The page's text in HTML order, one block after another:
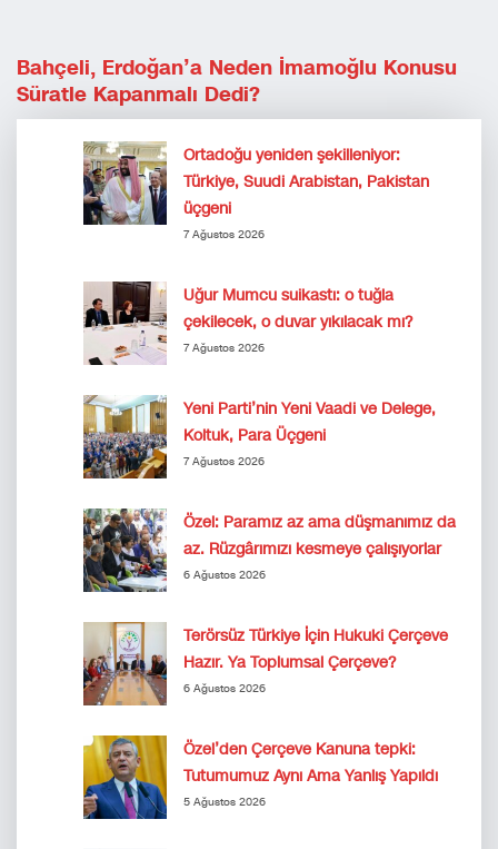
Bahçeli, Erdoğan’a Neden İmamoğlu Konusu
Süratle Kapanmalı Dedi?
Ortadoğu yeniden şekilleniyor:
Türkiye, Suudi Arabistan, Pakistan
üçgeni
7 Ağustos 2026
Uğur Mumcu suikastı: o tuğla
çekilecek, o duvar yıkılacak mı?
7 Ağustos 2026
Yeni Parti’nin Yeni Vaadi ve Delege,
Koltuk, Para Üçgeni
7 Ağustos 2026
Özel: Paramız az ama düşmanımız da
az. Rüzgârımızı kesmeye çalışıyorlar
6 Ağustos 2026
Terörsüz Türkiye İçin Hukuki Çerçeve
Hazır. Ya Toplumsal Çerçeve?
6 Ağustos 2026
Özel’den Çerçeve Kanuna tepki:
Tutumumuz Aynı Ama Yanlış Yapıldı
5 Ağustos 2026